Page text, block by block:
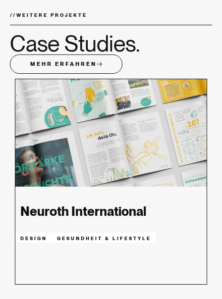
// WEITERE PROJEKTE
Case Studies.
MEHR ERFAHREN
Neuroth International
DESIGN GESUNDHEIT & LIFESTYLE